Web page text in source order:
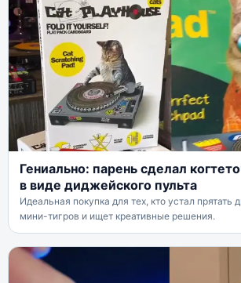
Гениально: парень сделал
в виде диджейского пульта
Идеальная покупка для тех, кто устал прятать
мини-тигров и ищет креативные решения.